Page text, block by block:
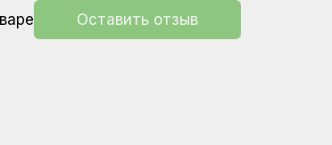
Оставить отзыв